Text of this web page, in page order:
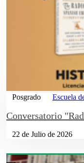
Posgrado Escuela
Conversatorio
22 de Julio de 2026